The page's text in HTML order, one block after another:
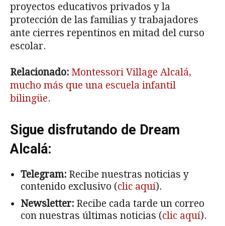
proyectos educativos privados y la
protección de las familias y trabajadores
ante cierres repentinos en mitad del curso
escolar.
Relacionado: Montessori Village Alcalá,
mucho más que una escuela infantil
bilingüe.
Sigue disfrutando de Dream
Alcalá:
Telegram: Recibe nuestras noticias y
contenido exclusivo (clic aquí).
Newsletter: Recibe cada tarde un correo
con nuestras últimas noticias (clic aquí).